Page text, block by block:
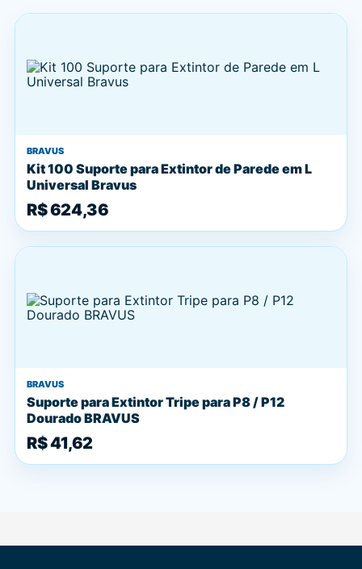
BRAVUS
Kit 100 Suporte para Extintor de Parede em L
Universal Bravus
R$ 624,36
BRAVUS
Suporte para Extintor Tripe para P8 / P12
Dourado BRAVUS
R$ 41,62